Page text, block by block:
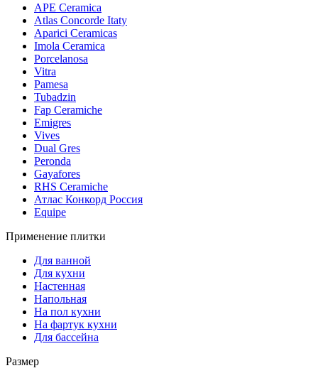
APE Ceramica
Atlas Concorde Itaty
Aparici Ceramicas
Imola Ceramica
Porcelanosa
Vitra
Pamesa
Tubadzin
Fap Ceramiche
Emigres
Vives
Dual Gres
Peronda
Gayafores
RHS Ceramiche
Атлас Конкорд Россия
Equipe
Применение плитки
Для ванной
Для кухни
Настенная
Напольная
На пол кухни
На фартук кухни
Для бассейна
Размер